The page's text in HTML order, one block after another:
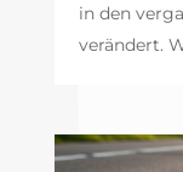
in den
verändert.